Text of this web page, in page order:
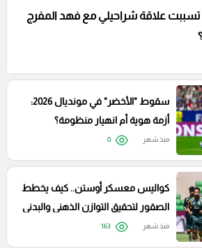
علاقة شراحيلي مع فهد المفرج
سقوط "الأخضر" في مونديال 2026:
أزمة هوية أم انهيار منظومة؟
منذ شهر 0
كواليس معسكر أوستن.. كيف يخطط
الصقور لتحقيق التوازن الذهني والبدني
ضد إسبانيا؟
منذ شهر 163